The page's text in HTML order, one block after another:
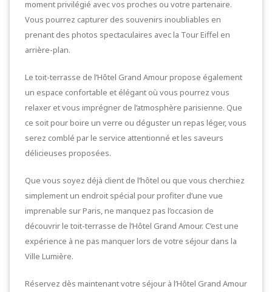
moment privilégié avec vos proches ou votre partenaire.
Vous pourrez capturer des souvenirs inoubliables en
prenant des photos spectaculaires avec la Tour Eiffel en
arrière-plan.
Le toit-terrasse de l’Hôtel Grand Amour propose également
un espace confortable et élégant où vous pourrez vous
relaxer et vous imprégner de l’atmosphère parisienne. Que
ce soit pour boire un verre ou déguster un repas léger, vous
serez comblé par le service attentionné et les saveurs
délicieuses proposées.
Que vous soyez déjà client de l’hôtel ou que vous cherchiez
simplement un endroit spécial pour profiter d’une vue
imprenable sur Paris, ne manquez pas l’occasion de
découvrir le toit-terrasse de l’Hôtel Grand Amour. C’est une
expérience à ne pas manquer lors de votre séjour dans la
Ville Lumière.
Réservez dès maintenant votre séjour à l’Hôtel Grand Amour